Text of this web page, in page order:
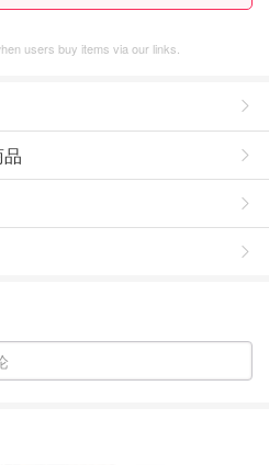
users buy items via our links.